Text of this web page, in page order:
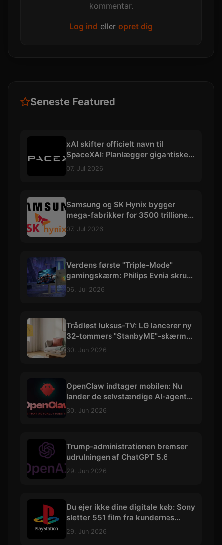
kommentar.
Log ind eller opret dig
Seneste Featured
xAI skifter officielt navn til
SpaceXAI: Planlægger gigantiske
datacentre i rummet
07. Jul 2026
Samsung og SK Hynix bygger
mega-fabrikker for 3500 trillioner
kroner
07. Jul 2026
Verdens første "Triple-Mode"
gamingskærm: Philips Evnia skruer
op til vilde 540 Hz
06. Jul 2026
Trådløst luksus-TV: LG lancerer ny
32-tommers "StanbyME"-skærm
med 4K og batteri
30. Jun 2026
OpenClaw indtager mobilen: Nu
lander de selvstændige AI-agenter
på iOS og Android
30. Jun 2026
Trump-administrationen bremser
udrulningen af ChatGPT 5.6
29. Jun 2026
Du ejer ikke dine digitale køb: Sony
sletter 551 film fra kundernes
biblioteker
29. Jun 2026